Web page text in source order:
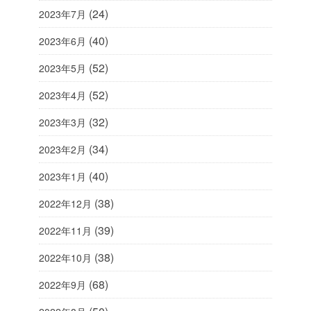
2023年7月 (24)
2023年6月 (40)
2023年5月 (52)
2023年4月 (52)
2023年3月 (32)
2023年2月 (34)
2023年1月 (40)
2022年12月 (38)
2022年11月 (39)
2022年10月 (38)
2022年9月 (68)